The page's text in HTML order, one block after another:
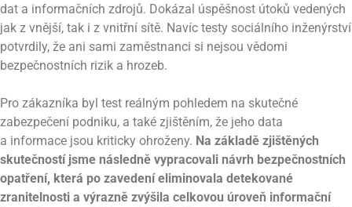
dat a informačních zdrojů. Dokázal úspěšnost útoků vedených
jak z vnější, tak i z vnitřní sítě. Navíc testy sociálního inženýrství
potvrdily, že ani sami zaměstnanci si nejsou vědomi
bezpečnostních rizik a hrozeb.
Pro zákazníka byl test reálným pohledem na skutečné
zabezpečení podniku, a také zjištěním, že jeho data
a informace jsou kriticky ohroženy. Na základě zjištěných
skutečností jsme následně vypracovali návrh bezpečnostních
opatření, která po zavedení eliminovala detekované
zranitelnosti a výrazně zvýšila celkovou úroveň informační